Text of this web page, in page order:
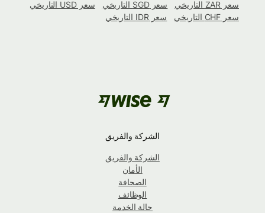
سعر ZAR التاريخي
سعر SGD التاريخي
سعر USD التاريخي
سعر CHF التاريخي
سعر IDR التاريخي
الشركة والفريق
الشركة والفريق
الأمان
الصحافة
الوظائف
حالة الخدمة